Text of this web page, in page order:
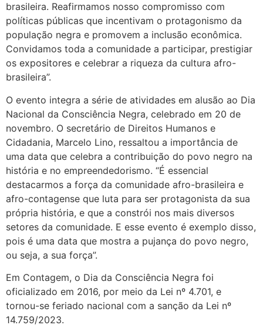
brasileira. Reafirmamos nosso compromisso com
políticas públicas que incentivam o protagonismo da
população negra e promovem a inclusão econômica.
Convidamos toda a comunidade a participar, prestigiar
os expositores e celebrar a riqueza da cultura afro-
brasileira”.
O evento integra a série de atividades em alusão ao Dia
Nacional da Consciência Negra, celebrado em 20 de
novembro. O secretário de Direitos Humanos e
Cidadania, Marcelo Lino, ressaltou a importância de
uma data que celebra a contribuição do povo negro na
história e no empreendedorismo. “É essencial
destacarmos a força da comunidade afro-brasileira e
afro-contagense que luta para ser protagonista da sua
própria história, e que a constrói nos mais diversos
setores da comunidade. E esse evento é exemplo disso,
pois é uma data que mostra a pujança do povo negro,
ou seja, a sua força”.
Em Contagem, o Dia da Consciência Negra foi
oficializado em 2016, por meio da Lei nº 4.701, e
tornou-se feriado nacional com a sanção da Lei nº
14.759/2023.